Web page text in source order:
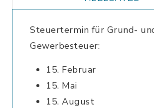
Steuertermin für Grund-
Gewerbesteuer:
15. Februar
15. Mai
15. August